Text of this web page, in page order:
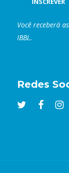
Você receberá
IBBL.
Redes